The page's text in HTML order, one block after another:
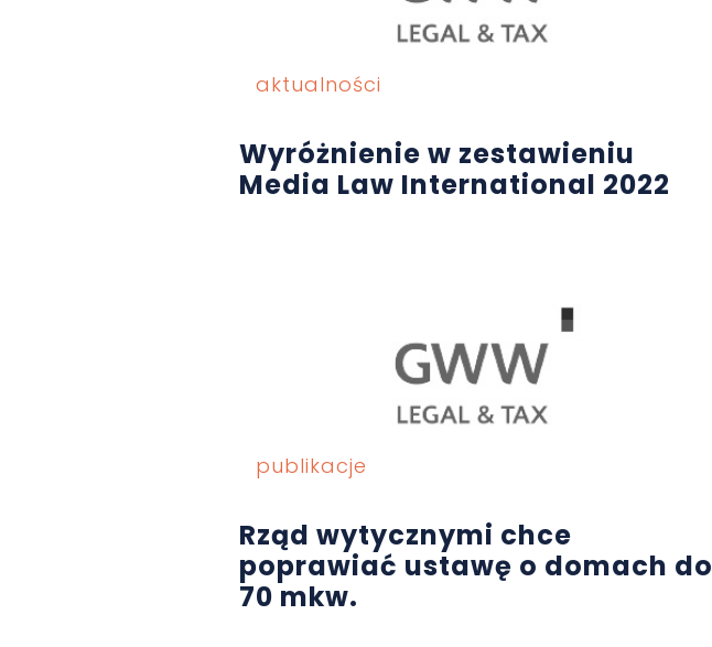
aktualności
Wyróżnienie w zestawieniu
Media Law International 2022
publikacje
Rząd wytycznymi chce
poprawiać ustawę o domach do
70 mkw.